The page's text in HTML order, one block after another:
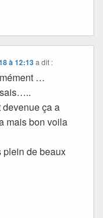
à 12:13 a dit :
…
devenue ça a
mais bon voila
plein de beaux